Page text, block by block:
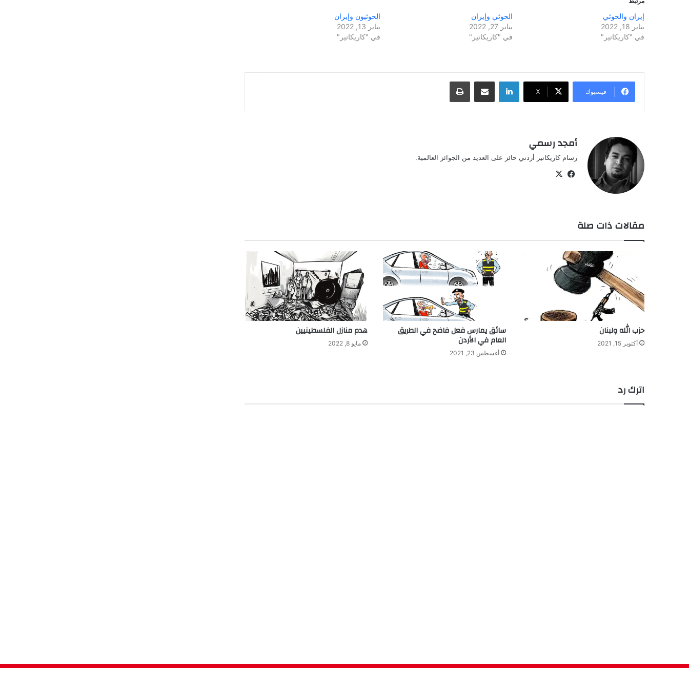
إيران والحوثي
يناير 18, 2022
في "كاريكاتير"
الحوثي وإيران
يناير 27, 2022
في "كاريكاتير"
الحوثيون وإيران
يناير 13, 2022
في "كاريكاتير"
فيسبوك ‫X
لينكدإن مشاركة عبر البريد طباعة
أمجد رسمي
رسام كاريكاتير أردني حائز على العديد من الجوائز العالمية.
فيسبوك
مقالات ذات صلة
حزب الله ولبنان
أكتوبر 15, 2021
سائق يمارس فعل فاضح في الطريق
العام في الأردن
أغسطس 23, 2021
هدم منازل الفلسطينيين
مايو 8, 2022
اترك رد